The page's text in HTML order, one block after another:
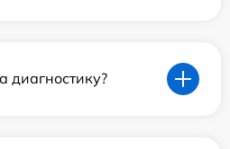
диагностику?